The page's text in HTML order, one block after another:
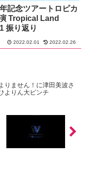
記念ツアートロピカ
Tropical Land
振り返り
2022.02.01 2022.02.26
りません！に津田美波さ
よりん大ピンチ